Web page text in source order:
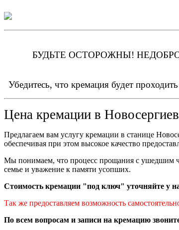
БУДЬТЕ ОСТОРОЖНЫ!
Убедитесь, что кремация будет
Цена кремации в
Предлагаем вам услугу кремации в станице
обеспечивая при этом высокое качество
Мы понимаем, что процесс прощания с ушедшим
семье и уважение к памяти усопших.
Стоимость кремации "под ключ" уточняйте у
Так же предоставляем возможность
По всем вопросам и записи на кремацию